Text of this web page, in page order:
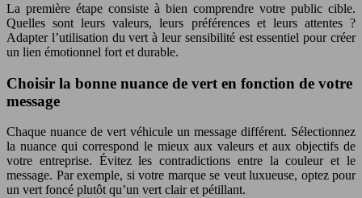
La première étape consiste à bien comprendre votre public cible.
Quelles sont leurs valeurs, leurs préférences et leurs attentes ?
Adapter l’utilisation du vert à leur sensibilité est essentiel pour créer
un lien émotionnel fort et durable.
Choisir la bonne nuance de vert en fonction de votre
message
Chaque nuance de vert véhicule un message différent. Sélectionnez
la nuance qui correspond le mieux aux valeurs et aux objectifs de
votre entreprise. Évitez les contradictions entre la couleur et le
message. Par exemple, si votre marque se veut luxueuse, optez pour
un vert foncé plutôt qu’un vert clair et pétillant.